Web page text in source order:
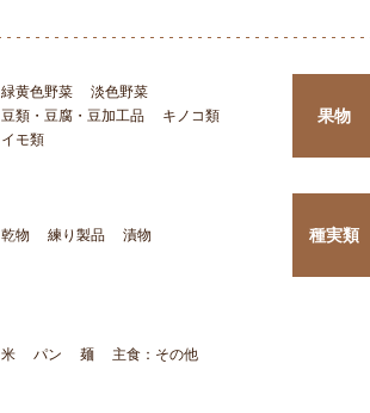
緑黄色野菜
淡色野菜
豆類・豆腐・豆加工品
キノコ類
イモ類
果物
乾物 練り製品 漬物 種実類
米 パン 麺 主食：その他